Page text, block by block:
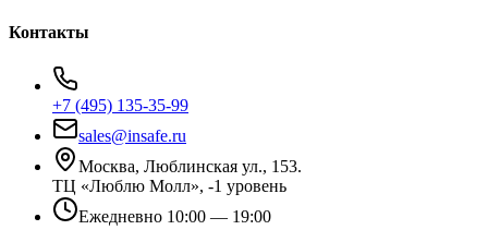
Контакты
+7 (495) 135-35-99
sales@insafe.ru
Москва, Люблинская ул., 153.
ТЦ «Люблю Молл», -1 уровень
Ежедневно 10:00 — 19:00